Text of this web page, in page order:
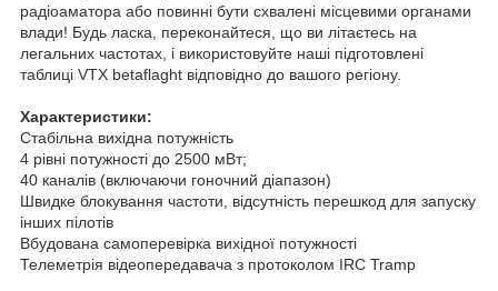
радіоаматора або повинні бути схвалені місцевими органами
влади! Будь ласка, переконайтеся, що ви літаєтесь на
легальних частотах, і використовуйте наші підготовлені
таблиці VTX betaflaght відповідно до вашого регіону.
Характеристики:
Стабільна вихідна потужність
4 рівні потужності до 2500 мВт;
40 каналів (включаючи гоночний діапазон)
Швидке блокування частоти, відсутність перешкод для запуску
інших пілотів
Вбудована самоперевірка вихідної потужності
Телеметрія відеопередавача з протоколом IRC Tramp